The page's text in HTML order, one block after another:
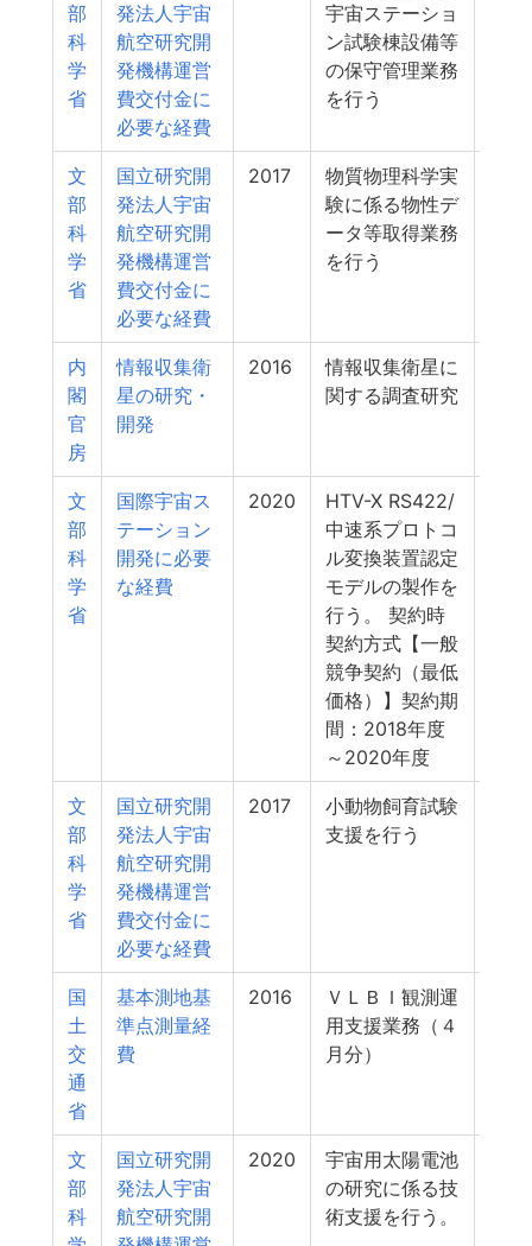
部
科
学
省
発法人宇宙
航空研究開
発機構運営
費交付金に
必要な経費
宇宙ステーショ
ン試験棟設備等
の保守管理業務
を行う
文
部
科
学
省
国立研究開
発法人宇宙
航空研究開
発機構運営
費交付金に
必要な経費
2017
物質物理科学実
験に係る物性デ
ータ等取得業務
を行う
内
閣
官
房
情報収集衛
星の研究・
開発
2016
情報収集衛星に
関する調査研究
文
部
科
学
省
国際宇宙ス
テーション
開発に必要
な経費
2020
HTV-X RS422/
中速系プロトコ
ル変換装置認定
モデルの製作を
行う。 契約時
契約方式【一般
競争契約（最低
価格）】契約期
間：2018年度
～2020年度
文
部
科
学
省
国立研究開
発法人宇宙
航空研究開
発機構運営
費交付金に
必要な経費
2017
小動物飼育試験
支援を行う
国
土
交
通
省
基本測地基
準点測量経
費
2016
ＶＬＢＩ観測運
用支援業務（４
月分）
文
部
科
国立研究開
発法人宇宙
航空研究開
2020
宇宙用太陽電池
の研究に係る技
術支援を行う。